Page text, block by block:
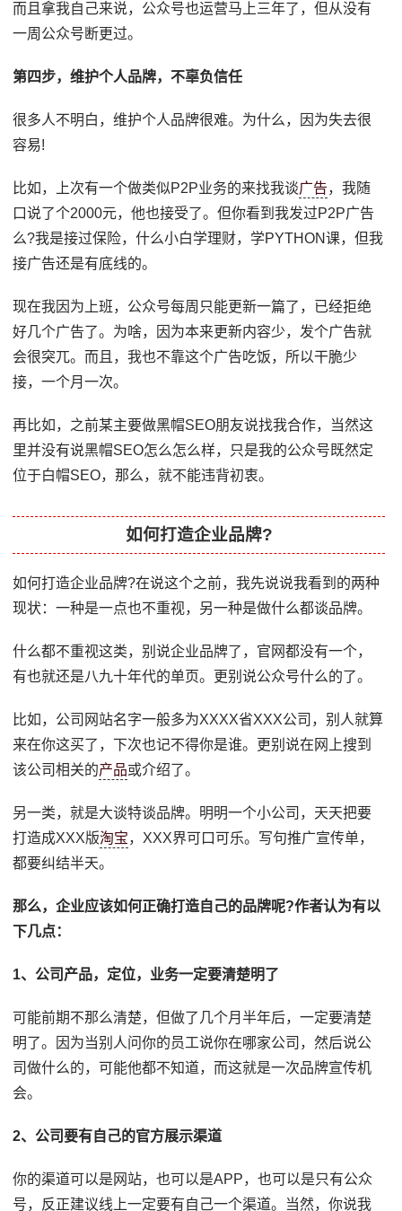
而且拿我自己来说，公众号也运营马上三年了，但从没有
一周公众号断更过。
第四步，维护个人品牌，不辜负信任
很多人不明白，维护个人品牌很难。为什么，因为失去很
容易!
比如，上次有一个做类似P2P业务的来找我谈广告，我随
口说了个2000元，他也接受了。但你看到我发过P2P广告
么?我是接过保险，什么小白学理财，学PYTHON课，但我
接广告还是有底线的。
现在我因为上班，公众号每周只能更新一篇了，已经拒绝
好几个广告了。为啥，因为本来更新内容少，发个广告就
会很突兀。而且，我也不靠这个广告吃饭，所以干脆少
接，一个月一次。
再比如，之前某主要做黑帽SEO朋友说找我合作，当然这
里并没有说黑帽SEO怎么怎么样，只是我的公众号既然定
位于白帽SEO，那么，就不能违背初衷。
如何打造企业品牌?
如何打造企业品牌?在说这个之前，我先说说我看到的两种
现状：一种是一点也不重视，另一种是做什么都谈品牌。
什么都不重视这类，别说企业品牌了，官网都没有一个，
有也就还是八九十年代的单页。更别说公众号什么的了。
比如，公司网站名字一般多为XXXX省XXX公司，别人就算
来在你这买了，下次也记不得你是谁。更别说在网上搜到
该公司相关的产品或介绍了。
另一类，就是大谈特谈品牌。明明一个小公司，天天把要
打造成XXX版淘宝，XXX界可口可乐。写句推广宣传单，
都要纠结半天。
那么，企业应该如何正确打造自己的品牌呢?作者认为有以
下几点：
1、公司产品，定位，业务一定要清楚明了
可能前期不那么清楚，但做了几个月半年后，一定要清楚
明了。因为当别人问你的员工说你在哪家公司，然后说公
司做什么的，可能他都不知道，而这就是一次品牌宣传机
会。
2、公司要有自己的官方展示渠道
你的渠道可以是网站，也可以是APP，也可以是只有公众
号，反正建议线上一定要有自己一个渠道。当然，你说我